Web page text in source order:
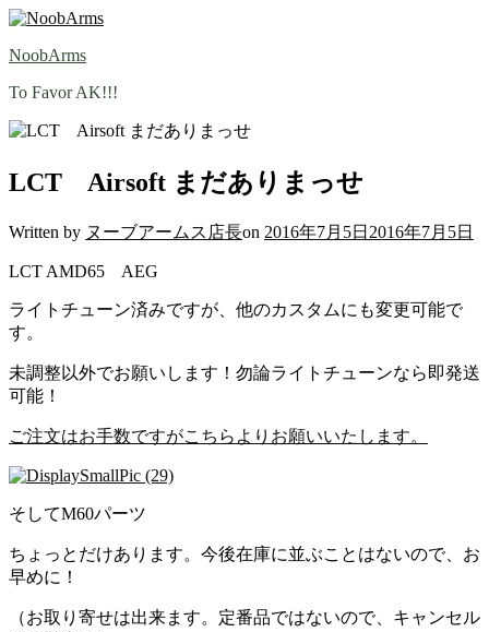
Skip
content
NoobArms
To Favor AK!!!
LCT Airsoft まだありまっせ
Written by ヌーブアームス店長on 2016年7月5日 2016年7月5日
LCT AMD65 AEG
ライトチューン済みですが、他のカスタムにも変更可能で
す。
未調整以外でお願いします！勿論ライトチューンなら即発送
可能！
ご注文はお手数ですがこちらよりお願いいたします。
そしてM60パーツ
ちょっとだけあります。今後在庫に並ぶことはないので、お
早めに！
（お取り寄せは出来ます。定番品ではないので、キャンセル